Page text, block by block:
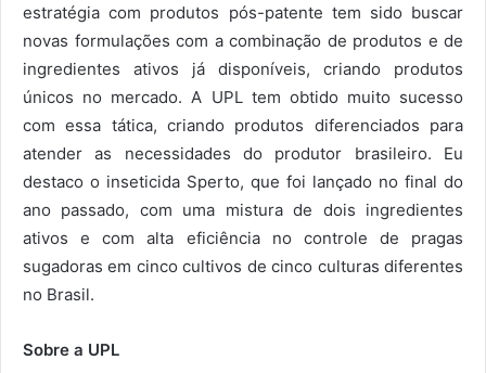
estratégia com produtos pós-patente tem sido buscar
novas formulações com a combinação de produtos e de
ingredientes ativos já disponíveis, criando produtos
únicos no mercado. A UPL tem obtido muito sucesso
com essa tática, criando produtos diferenciados para
atender as necessidades do produtor brasileiro. Eu
destaco o inseticida Sperto, que foi lançado no final do
ano passado, com uma mistura de dois ingredientes
ativos e com alta eficiência no controle de pragas
sugadoras em cinco cultivos de cinco culturas diferentes
no Brasil.
Sobre a UPL